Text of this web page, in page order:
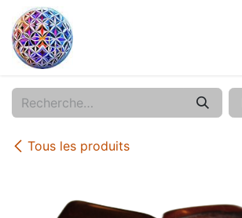
Se rendre au contenu
Tous les produits